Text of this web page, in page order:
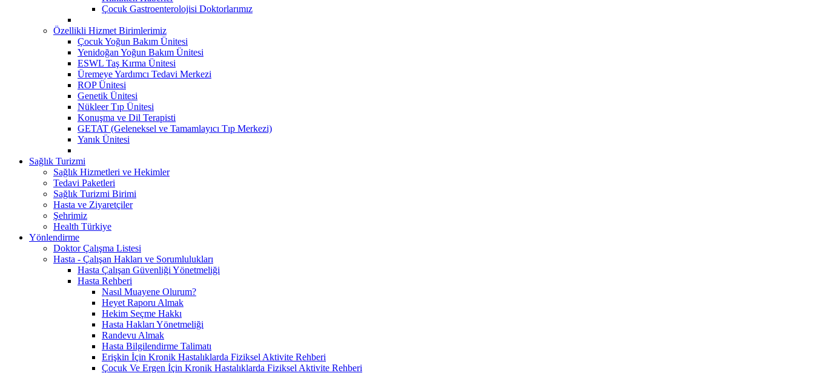
Çocuk Gastroenterolojisi Doktorlarımız
Özellikli Hizmet Birimlerimiz
Çocuk Yoğun Bakım Ünitesi
Yenidoğan Yoğun Bakım Ünitesi
ESWL Taş Kırma Ünitesi
Üremeye Yardımcı Tedavi Merkezi
ROP Ünitesi
Genetik Ünitesi
Nükleer Tıp Ünitesi
Konuşma ve Dil Terapisti
GETAT (Geleneksel ve Tamamlayıcı Tıp Merkezi)
Yanık Ünitesi
Sağlık Turizmi
Sağlık Hizmetleri ve Hekimler
Tedavi Paketleri
Sağlık Turizmi Birimi
Hasta ve Ziyaretçiler
Şehrimiz
Health Türkiye
Yönlendirme
Doktor Çalışma Listesi
Hasta - Çalışan Hakları ve Sorumlulukları
Hasta Çalışan Güvenliği Yönetmeliği
Hasta Rehberi
Nasıl Muayene Olurum?
Heyet Raporu Almak
Hekim Seçme Hakkı
Hasta Hakları Yönetmeliği
Randevu Almak
Hasta Bilgilendirme Talimatı
Erişkin İçin Kronik Hastalıklarda Fiziksel Aktivite Rehberi
Çocuk Ve Ergen İçin Kronik Hastalıklarda Fiziksel Aktivite Rehberi